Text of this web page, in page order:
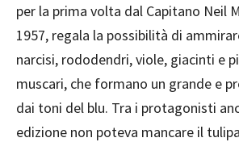
per la prima volta dal Capitano Neil
1957, regala la possibilità di
narcisi, rododendri, viole, giacinti e
muscari, che formano un grande e
dai toni del blu. Tra i protagonisti
edizione non poteva mancare il